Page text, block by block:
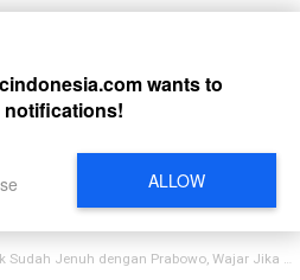
Jenuh dengan Prabowo, Wajar Jika Ingin Puan Maharani Jadi Pasangan Andika Perkasa
wants to
ALLOW